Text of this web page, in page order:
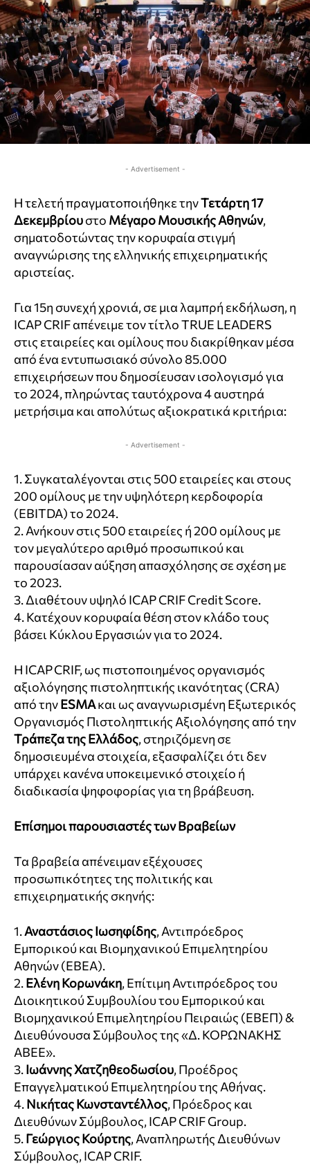
- Advertisement -
Η τελετή πραγματοποιήθηκε τηνΤετάρτη 17
Δεκεμβρίουστο Μέγαρο Μουσικής Αθηνών,
σηματοδοτώντας την κορυφαία στιγμή
αναγνώρισης της ελληνικής επιχειρηματικής
αριστείας.
Για 15η συνεχή χρονιά, σε μια λαμπρή εκδήλωση, η
ICAP CRIF απένειμε τον τίτλο TRUE LEADERS
στις εταιρείες και ομίλους που διακρίθηκαν μέσα
από ένα εντυπωσιακό σύνολο 85.000
επιχειρήσεων που δημοσίευσαν ισολογισμό για
το 2024, πληρώντας ταυτόχρονα 4 αυστηρά
μετρήσιμα και απολύτως αξιοκρατικά κριτήρια:
- Advertisement -
1. Συγκαταλέγονται στις 500 εταιρείες και στους
200 ομίλους με την υψηλότερη κερδοφορία
(EBITDA) το 2024.
2. Ανήκουν στις 500 εταιρείες ή 200 ομίλους με
τον μεγαλύτερο αριθμό προσωπικού και
παρουσίασαν αύξηση απασχόλησης σε σχέση με
το 2023.
3. Διαθέτουν υψηλό ICAP CRIF Credit Score.
4. Κατέχουν κορυφαία θέση στον κλάδο τους
βάσει Κύκλου Εργασιών για το 2024.
Η ICAP CRIF, ως πιστοποιημένος οργανισμός
αξιολόγησης πιστοληπτικής ικανότητας (CRA)
από τηνESMAκαι ως αναγνωρισμένη Εξωτερικός
Οργανισμός Πιστοληπτικής Αξιολόγησης από την
Τράπεζα της Ελλάδος, στηριζόμενη σε
δημοσιευμένα στοιχεία, εξασφαλίζει ότι δεν
υπάρχει κανένα υποκειμενικό στοιχείο ή
διαδικασία ψηφοφορίας για τη βράβευση.
Επίσημοι παρουσιαστές των Βραβείων
Τα βραβεία απένειμαν εξέχουσες
προσωπικότητες της πολιτικής και
επιχειρηματικής σκηνής:
1.Αναστάσιος Ιωσηφίδης, Αντιπρόεδρος
Εμπορικού και Βιομηχανικού Επιμελητηρίου
Αθηνών (ΕΒΕΑ).
2.Ελένη Κορωνάκη, Επίτιμη Αντιπρόεδρος του
Διοικητικού Συμβουλίου του Εμπορικού και
Βιομηχανικού Επιμελητηρίου Πειραιώς (ΕΒΕΠ) &
Διευθύνουσα Σύμβουλος της «Δ. ΚΟΡΩΝΑΚΗΣ
ΑΒΕΕ».
3.Ιωάννης Χατζηθεοδωσίου, Προέδρος
Επαγγελματικού Επιμελητηρίου της Αθήνας.
4.Νικήτας Κωνσταντέλλος, Πρόεδρος και
Διευθύνων Σύμβουλος, ICAP CRIF Group.
5.Γεώργιος Κούρτης, Αναπληρωτής Διευθύνων
Σύμβουλος, ICAP CRIF.